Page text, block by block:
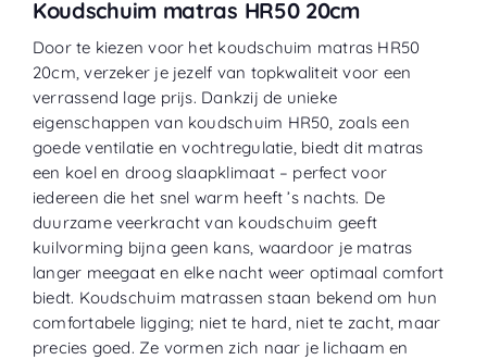
Koudschuim matras HR50 20cm
Door te kiezen voor het koudschuim matras HR50
20cm, verzeker je jezelf van topkwaliteit voor een
verrassend lage prijs. Dankzij de unieke
eigenschappen van koudschuim HR50, zoals een
goede ventilatie en vochtregulatie, biedt dit matras
een koel en droog slaapklimaat – perfect voor
iedereen die het snel warm heeft ’s nachts. De
duurzame veerkracht van koudschuim geeft
kuilvorming bijna geen kans, waardoor je matras
langer meegaat en elke nacht weer optimaal comfort
biedt. Koudschuim matrassen staan bekend om hun
comfortabele ligging; niet te hard, niet te zacht, maar
precies goed. Ze vormen zich naar je lichaam en